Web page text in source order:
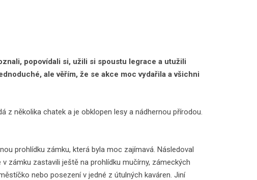
popovídali si, užili si spoustu legrace a utužili
ale věřím, že se akce moc vydařila a všichni
z několika chatek a je obklopen lesy a nádhernou přírodou.
prohlídku zámku, která byla moc zajímavá. Následoval
zámku zastavili ještě na prohlídku mučírny, zámeckých
nebo posezení v jedné z útulných kaváren. Jiní